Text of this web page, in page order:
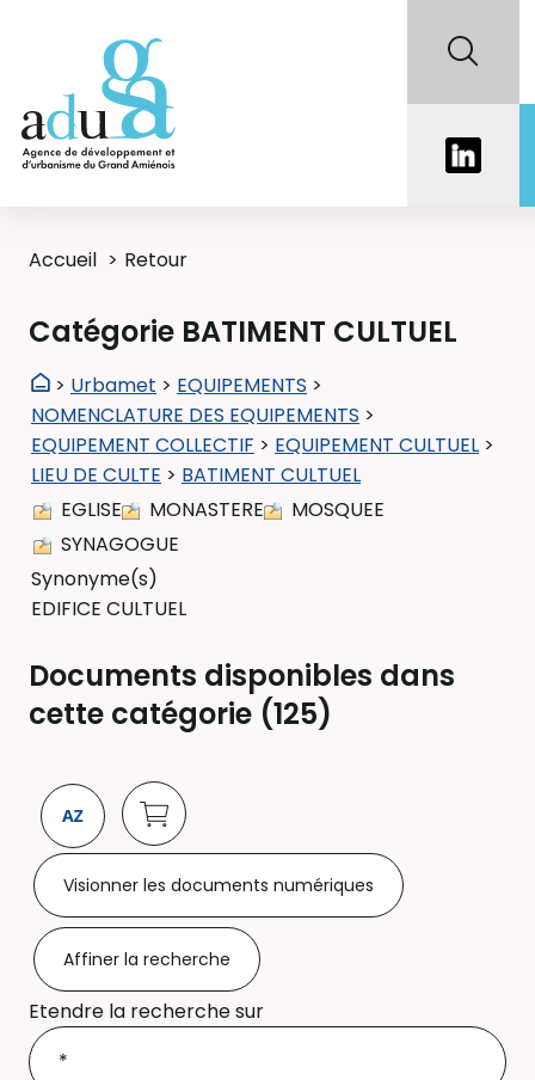
Accueil Retour
Catégorie BATIMENT CULTUEL
> Urbamet > EQUIPEMENTS >
NOMENCLATURE DES EQUIPEMENTS >
EQUIPEMENT COLLECTIF > EQUIPEMENT CULTUEL >
LIEU DE CULTE > BATIMENT CULTUEL
EGLISE
MONASTERE
MOSQUEE
SYNAGOGUE
Synonyme(s)
EDIFICE CULTUEL
Documents disponibles dans
cette catégorie (125)
Visionner les documents numériques
Affiner la recherche
Etendre la recherche sur